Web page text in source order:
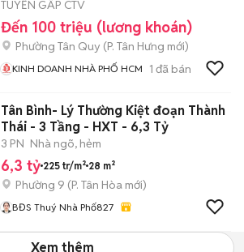
TUYỂN GẤP CTV
Đến 100 triệu (lương khoán)
Phường Tân Quy (P. Tân Hưng mới)
KINH DOANH NHÀ PHỐ HCM 1 đã bán
Tân Bình- Lý Thường Kiệt đoạn Thành
Thái - 3 Tầng - HXT - 6,3 Tỷ
3 PN Nhà ngõ, hẻm
6,3 tỷ 225 tr/m² 28 m²
Phường 9 (P. Tân Hòa mới)
BĐS Thuý Nhà Phố827
Xem thêm